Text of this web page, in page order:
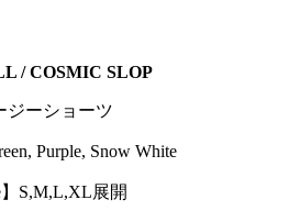
/ COSMIC SLOP
ジーショーツ
Purple, Snow White
】S,M,L,XL展開